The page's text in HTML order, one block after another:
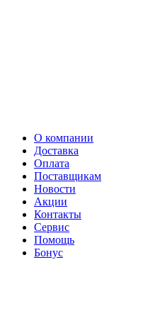
О компании
Доставка
Оплата
Поставщикам
Новости
Акции
Контакты
Сервис
Помощь
Бонус